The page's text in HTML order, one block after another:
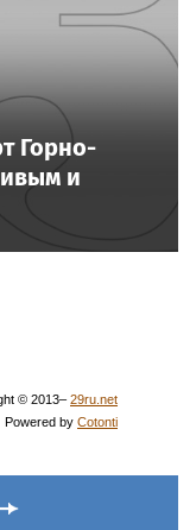
Горно-
и
© 2013– 29ru.net
Powered by Cotonti